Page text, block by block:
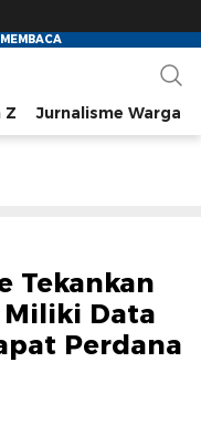
Z Jurnalisme Warga
Tekankan
Miliki Data
Perdana